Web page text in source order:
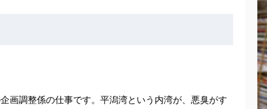
画調整係の仕事です。平潟湾という内湾が、悪臭がす